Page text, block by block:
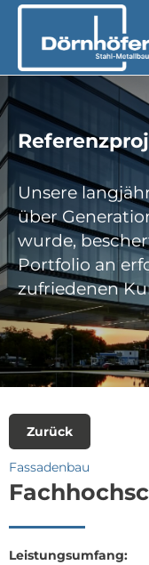
Unsere
über
wurde,
Portfolio an
zufriedenen
Zurück
Fassadenbau
Leistungsumfang: